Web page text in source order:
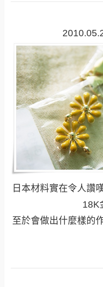
日本材料實在令人讚
18K
至於會做出什麼樣的